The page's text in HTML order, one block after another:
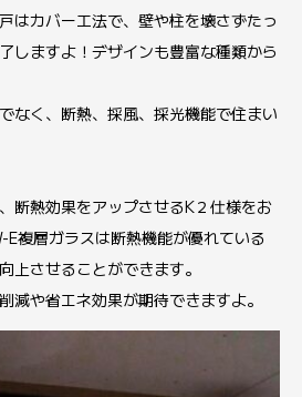
はカバー工法で、壁や柱を壊さずたっ
しますよ！デザインも豊富な種類から
なく、断熱、採風、採光機能で住まい
断熱効果をアップさせるK２仕様をお
複層ガラスは断熱機能が優れている
上させることができます。
減や省エネ効果が期待できますよ。